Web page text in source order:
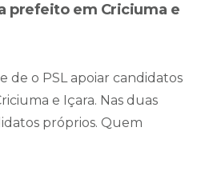
prefeito em Criciuma e
de o PSL apoiar candidatos
e Içara. Nas duas
próprios. Quem